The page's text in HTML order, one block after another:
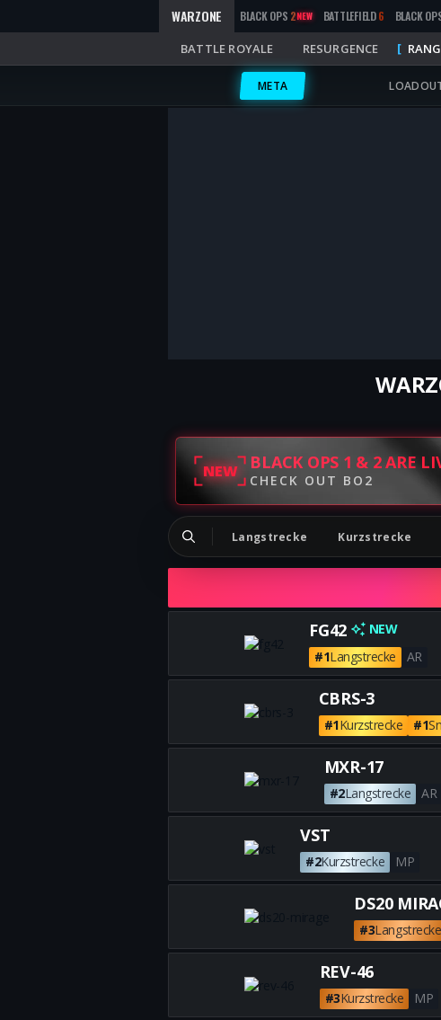
WARZONE BLACK OPS 2NEW BATTLEFIELD6 BLACK
BATTLE ROYALE RESURGENCE
META
NEW BLACK OPS 1 & 2 ARE
CHECK OUT BO2
Langstrecke Kurzstrecke
FG42
NEW
#1Langstrecke
AR
CBRS-3
#1Kurzstrecke #1
MXR-17
#2Langstrecke
AR
VST
#2Kurzstrecke
MP
DS20
#3Langstrecke
REV-46
#3Kurzstrecke
MP